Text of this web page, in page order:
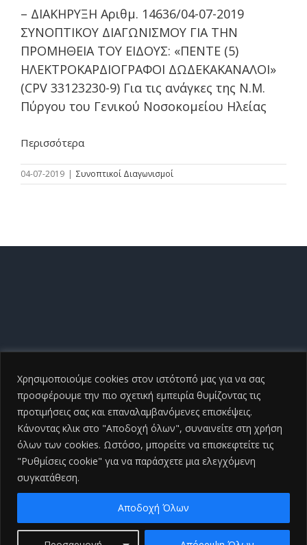
Χρησιμοποιούμε cookies στον ιστότοπό μας για να σας
προσφέρουμε την πιο σχετική εμπειρία θυμίζοντας τις
προτιμήσεις σας και επαναλαμβανόμενες επισκέψεις.
Κάνοντας κλικ στο "Αποδοχή όλων", συναινείτε στη χρήση
όλων των cookies. Ωστόσο, μπορείτε να επισκεφτείτε τις
"Ρυθμίσεις cookie" για να παράσχετε μια ελεγχόμενη
συγκατάθεση.
Αποδοχή Όλων
– ΔΙΑΚΗΡΥΞΗ Αριθμ. 14636/04-07-2019
ΣΥΝΟΠΤΙΚΟΥ ΔΙΑΓΩΝΙΣΜΟΥ ΓΙΑ ΤΗΝ
ΠΡΟΜΗΘΕΙΑ ΤΟΥ ΕΙΔΟΥΣ: «ΠΕΝΤΕ (5)
ΗΛΕΚΤΡΟΚΑΡΔΙΟΓΡΑΦΟΙ ΔΩΔΕΚΑΚΑΝΑΛΟΙ»
(CPV 33123230-9) Για τις ανάγκες της Ν.Μ.
Πύργου του Γενικού Νοσοκομείου Ηλείας
Περισσότερα
04-07-2019 | Συνοπτικοί Διαγωνισμοί
Copyright ©2026 Γενικό Νοσοκομείο Ηλείας |All Rights
2026 | Developed by
Facebook